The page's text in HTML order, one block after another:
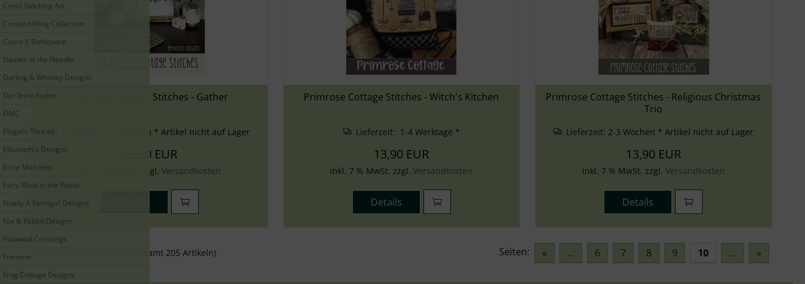
Cross Stitching Art
Crossed Wing Collection
Cuore E Batticuore
Dames of the Needle
Darling & Whimsy Designs
Der feine Faden
DMC
Elegant Thread
Elizabeth's Designs
Erica Michaels
Fairy Wool in the Wood
Finally A Farmgirl Designs
Fox & Rabbit Designs
Foxwood Crossings
Fremme
Frog Cottage Designs
Primrose Cottage Stitches - Gather
2-3 Wochen * Artikel nicht auf Lager
13,90 EUR
inkl. 7 % MwSt. zzgl. Versandkosten
Primrose Cottage Stitches - Witch's Kitchen
Lieferzeit: 1-4 Werktage *
13,90 EUR
inkl. 7 % MwSt. zzgl.Versandkosten
Details
Primrose Cottage Stitches - Religious Christmas
Trio
Lieferzeit: 2-3 Wochen * Artikel nicht auf Lager
13,90 EUR
inkl. 7 % MwSt. zzgl. Versandkosten
Details
(von insgesamt 205 Artikeln) Seiten: « ... 6 7 8 9 10 ... »